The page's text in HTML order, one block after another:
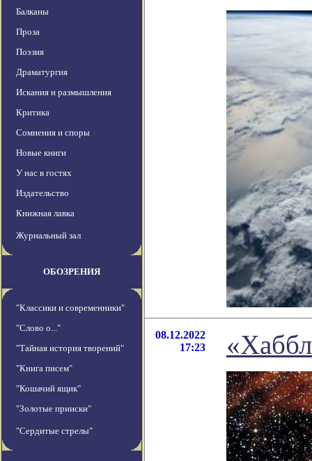
Балканы
Проза
Поэзия
Драматургия
Искания и размышления
Критика
Сомнения и споры
Новые книги
У нас в гостях
Издательство
Книжная лавка
Журнальный зал
ОБОЗРЕНИЯ
"Классики и современники"
"Слово о..."
"Тайная история творений"
"Книга писем"
"Кошачий ящик"
"Золотые прииски"
"Сердитые стрелы"
08.12.2022
17:23